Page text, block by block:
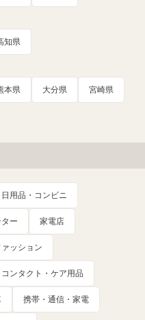
知県
本県 大分県 宮崎県
用品・コンビニ
ー 家電店
ァッション
ンタクト・ケア用品
携帯・通信・家電